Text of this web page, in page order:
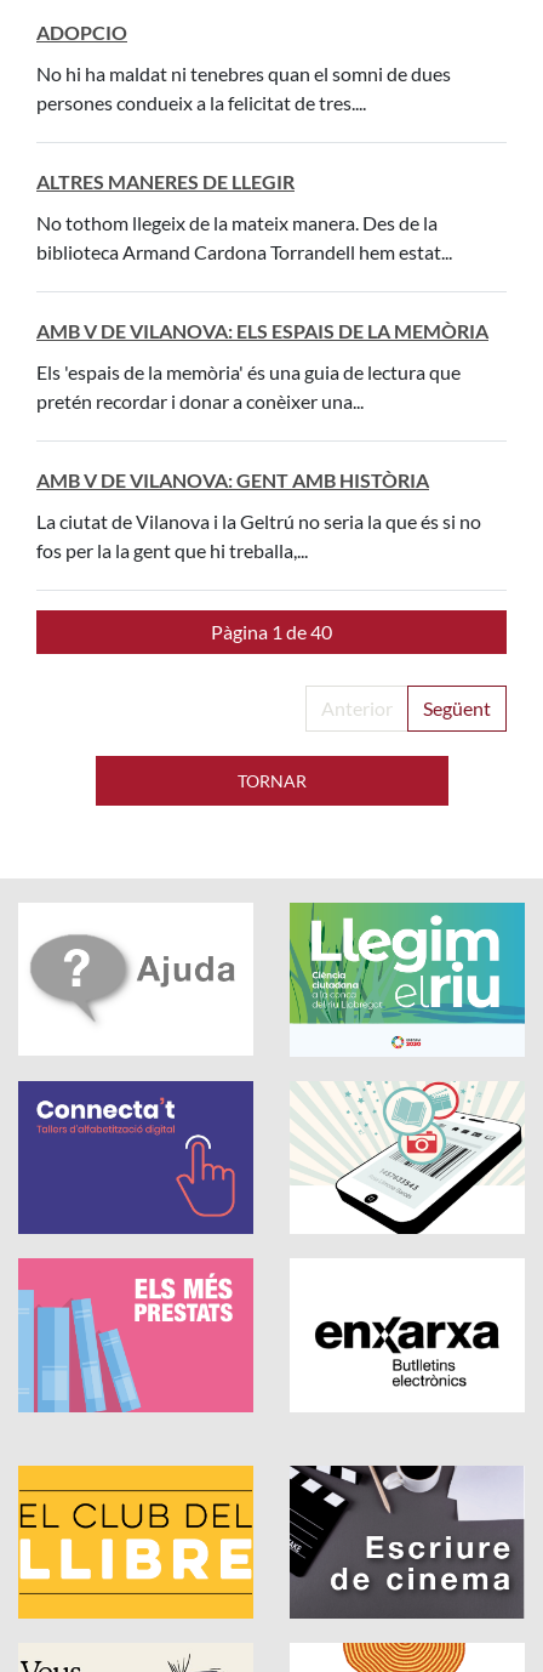
ADOPCIO
No hi ha maldat ni tenebres quan el somni de dues
persones condueix a la felicitat de tres....
ALTRES MANERES DE LLEGIR
No tothom llegeix de la mateix manera. Des de la
biblioteca Armand Cardona Torrandell hem estat...
AMB V DE VILANOVA: ELS ESPAIS DE LA MEMÒRIA
Els 'espais de la memòria' és una guia de lectura que
pretén recordar i donar a conèixer una...
AMB V DE VILANOVA: GENT AMB HISTÒRIA
La ciutat de Vilanova i la Geltrú no seria la que és si no
fos per la la gent que hi treballa,...
Pàgina 1 de 40
Anterior Següent
TORNAR